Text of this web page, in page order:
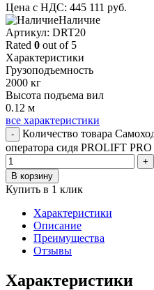
Цена с НДС: 445 111 руб.
Наличие
Aртикул: DRT20
Rated 0 out of 5
Характеристики
Грузоподъемность
2000 кг
Высота подъема вил
0.12 м
все характеристики
-
Количество товара
оператора сидя PROLIFT
+
В корзину
Купить в 1 клик
Характеристики
Описание
Преимущества
Отзывы
Характеристики